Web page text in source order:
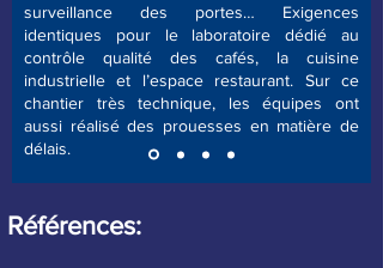
surveillance des portes… Exigences
identiques pour le laboratoire dédié au
contrôle qualité des cafés, la cuisine
industrielle et l’espace restaurant. Sur ce
chantier très technique, les équipes ont
aussi réalisé des prouesses en matière de
délais.
Références: